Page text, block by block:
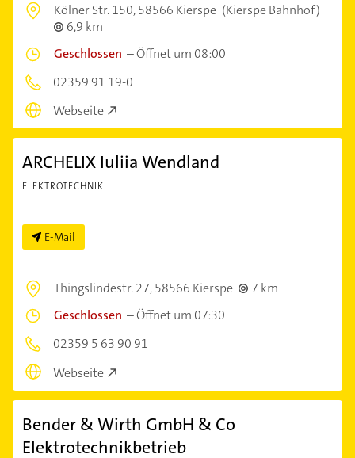
Kölner Str. 150,58566 Kierspe (Kierspe Bahnhof)
6,9 km
Geschlossen –Öffnet um 08:00
02359 91 19-0
Webseite
ARCHELIX Iuliia Wendland
ELEKTROTECHNIK
E-Mail
Thingslindestr. 27,58566 Kierspe
7 km
Geschlossen –Öffnet um 07:30
02359 5 63 90 91
Webseite
Bender & Wirth GmbH & Co
Elektrotechnikbetrieb